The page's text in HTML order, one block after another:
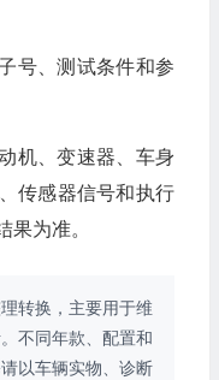
号、测试条件和参
机、变速器、车身
传感器信号和执行
为准。
转换，主要用于维
不同年款、配置和
以车辆实物、诊断